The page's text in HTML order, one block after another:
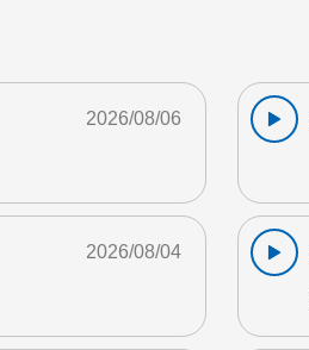
2026/08/06
2026/08/04